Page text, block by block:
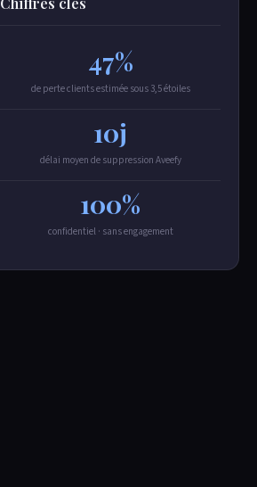
47%
de perte clients estimée sous 3,5 étoiles
10j
délai moyen de suppression Aveefy
100%
confidentiel · sans engagement